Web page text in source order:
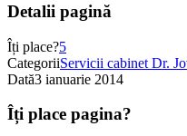
Detalii pagină
Îți place?5
CategoriiServicii cabinet Dr.
Dată3 ianuarie 2014
Îți place pagina?